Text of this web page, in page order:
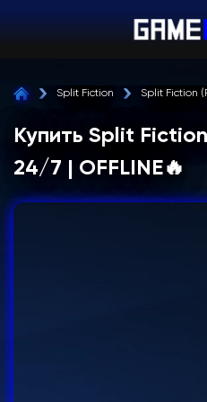
Split Fiction Split Fiction
Купить Split
24/7 | OFFLINE🔥